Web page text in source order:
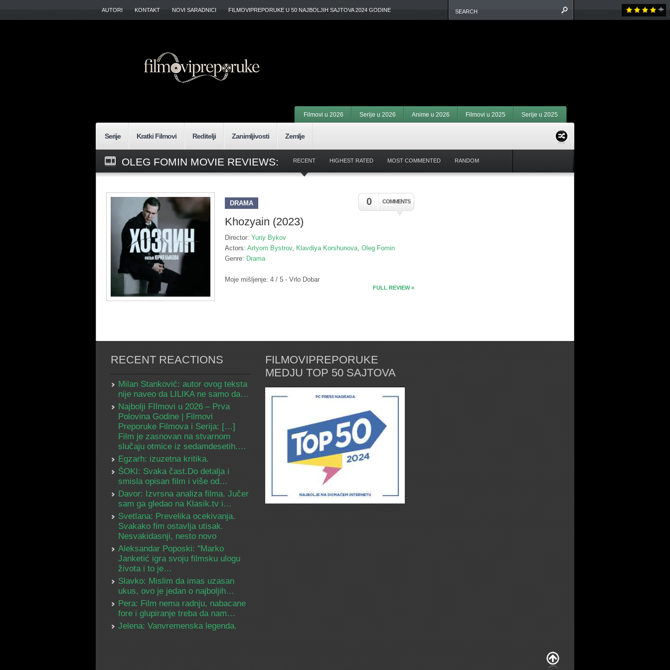
AUTORI KONTAKT NOVI SARADNICI FILMOVIPREPORUKE U 50 NAJBOLJIH SAJTOVA 2024 GODINE
Filmovi u 2026 Serije u 2026 Anime u 2026 Filmovi u 2025 Serije u 2025
Serije Kratki Filmovi Reditelji Zanimljivosti Zemlje
OLEG FOMIN MOVIE REVIEWS: RECENT HIGHEST RATED MOST COMMENTED RANDOM
0 COMMENTS
DRAMA
Khozyain (2023)
Director: Yuriy Bykov
Actors: Artyom Bystrov, Klavdiya Korshunova, Oleg Fomin
Genre: Drama
Moje mišljenje: 4 / 5 - Vrlo Dobar
FULL REVIEW »
RECENT REACTIONS
Milan Stanković: autor ovog teksta
nije naveo da LILIKA ne samo da…
Najbolji FIlmovi u 2026 – Prva
Polovina Godine | Filmovi
Preporuke Filmova i Serija: […]
Film je zasnovan na stvarnom
slučaju otmice iz sedamdesetih.…
Egzarh: izuzetna kritika.
ŠOKI: Svaka čast.Do detalja i
smisla opisan film i više od…
Davor: Izvrsna analiza filma. Jučer
sam ga gledao na Klasik.tv i…
Svetlana: Prevelika ocekivanja.
Svakako fim ostavlja utisak.
Nesvakidasnji, nesto novo
Aleksandar Poposki: "Marko
Janketić igra svoju filmsku ulogu
života i to je…
Slavko: Mislim da imas uzasan
ukus, ovo je jedan o najboljih…
Pera: Film nema radnju, nabacane
fore i glupiranje treba da nam…
Jelena: Vanvremenska legenda.
FILMOVIPREPORUKE
MEDJU TOP 50 SAJTOVA